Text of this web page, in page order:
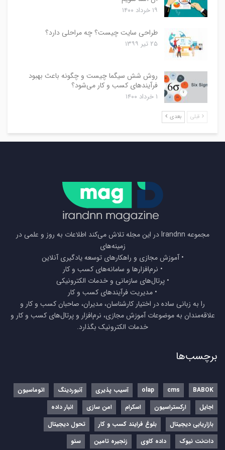
۱۹ خرداد ۱۴۰۰
طراحی سایت چیست؟ چه مراحلی دارد؟
۲۵ تیر ۱۳۹۹
روش شش سیگما چیست و چگونه باعث بهبود
فرآیندهای کسب و کار می‌شود؟
۱ خرداد ۱۴۰۰
قبلی بعدی
مجموعه Irandnn در این مجله تلاش می‌کند اطلاعات به روز و علمی در
زمینه‌های
• آموزش مجازی و راهکارهای توسعه یادگیری آنلاین
• نرم‌افزارها و سامانه‌های کسب و کار
• پرتال‌های سازمانی و خدمات الکترونیکی
• مدیریت فرآیندهای کسب و کار
را به زبانی ساده در اختیار کارشناسان، مدیران، صاحبان کسب و کار و
علاقه‌مندان به موضوعات آموزش مجازی، نرم‌افزار و پرتال‌های کسب و کار و
خدمات الکترونیک بگذارد.
برچسب‌ها
BABOK
cms
olap آسیب پذیری آنبوردینگ
اتوماسیون
اجایل
ارکستراسیون اسکرام امن سازی
انبار داده
بازاریابی دیجیتال
بلوغ فرایند کسب و کار
تحول دیجیتال
دات‌نت نیوک
داده کاوی زنجیره تامین سئو